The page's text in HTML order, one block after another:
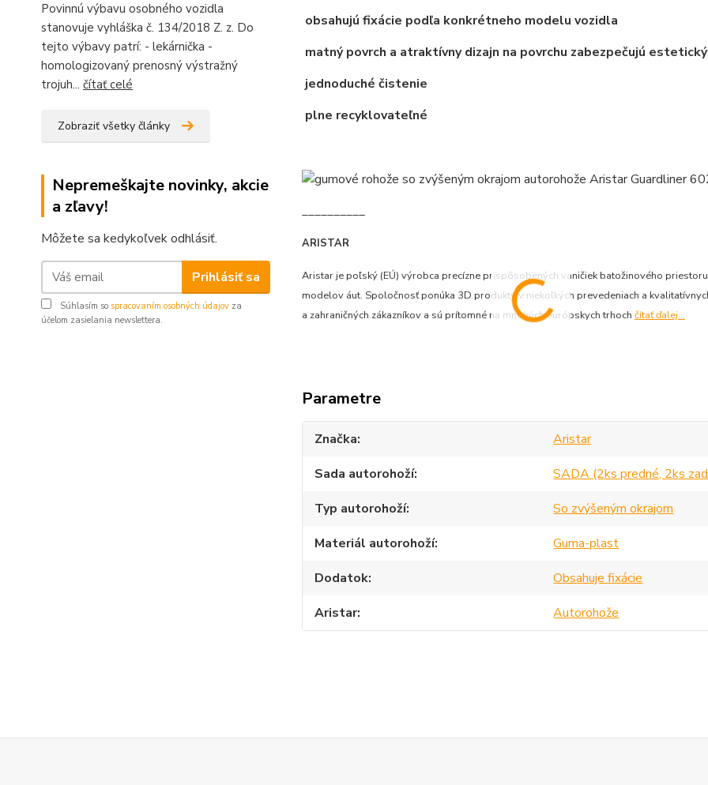
Povinnú výbavu osobného vozidla
stanovuje vyhláška č. 134/2018 Z. z. Do
tejto výbavy patrí: - lekárnička -
homologizovaný prenosný výstražný
trojuh... čítať celé
Zobraziť všetky články
Nepremeškajte novinky, akcie
a zľavy!
Môžete sa kedykoľvek odhlásiť.
Prihlásiť sa
Súhlasím so spracovaním osobných údajov za
účelom zasielania newslettera.
obsahujú fixácie podľa konkrétneho modelu vozidla
matný povrch a atraktívny dizajn na povrchu zabezpečujú
jednoduché čistenie
plne recyklovateľné
__________
ARISTAR
Aristar je poľský (EÚ) výrobca precízne prispôsobených vaničiek batožinového
modelov áut. Spoločnosť ponúka 3D produkty v niekoľkých prevedeniach a
a zahraničných zákazníkov a sú prítomné na mnohých európskych trhoch čítať ďalej...
Parametre
Značka
Aristar
Sada autorohoží
SADA (2ks predné, 2ks
Typ autorohoží
So zvýšeným okrajom
Materiál autorohoží
Guma-plast
Dodatok
Obsahuje fixácie
Aristar
Autorohože